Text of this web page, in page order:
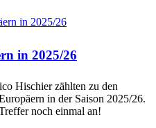
in 2025/26
Hischier zählten zu den
in der Saison 2025/26.
noch einmal an!